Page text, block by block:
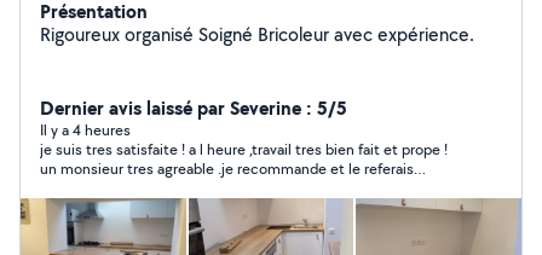
Présentation
Rigoureux organisé Soigné Bricoleur avec expérience.
Dernier avis laissé par Severine : 5/5
Il y a 4 heures
je suis tres satisfaite ! a l heure ,travail tres bien fait et prope !
un monsieur tres agreable .je recommande et le referais